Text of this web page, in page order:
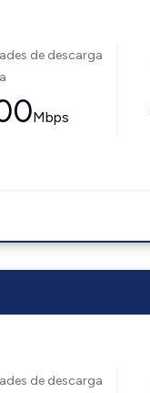
de descarga
Mbps
de descarga